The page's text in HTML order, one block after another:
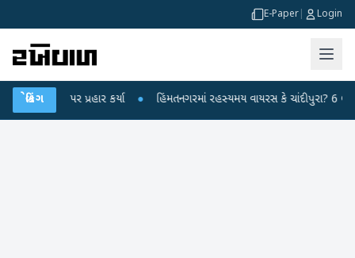
E-Paper Login
બ્રેકિંગ
પર પ્રહાર કર્યા ● હિંમતનગરમાં રહસ્યમય વાયરસ કે ચાંદીપુરા? 6 બાળકોના